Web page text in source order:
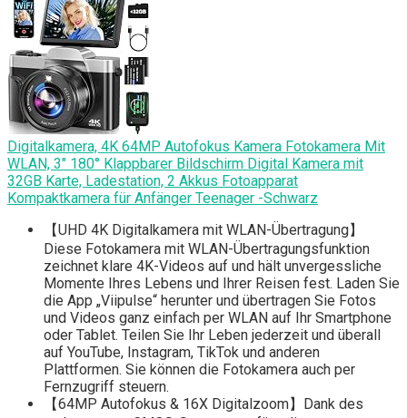
Digitalkamera, 4K 64MP Autofokus Kamera Fotokamera Mit
WLAN, 3" 180° Klappbarer Bildschirm Digital Kamera mit
32GB Karte, Ladestation, 2 Akkus Fotoapparat
Kompaktkamera für Anfänger Teenager -Schwarz
【UHD 4K Digitalkamera mit WLAN-Übertragung】
Diese Fotokamera mit WLAN-Übertragungsfunktion
zeichnet klare 4K-Videos auf und hält unvergessliche
Momente Ihres Lebens und Ihrer Reisen fest. Laden Sie
die App „Viipulse“ herunter und übertragen Sie Fotos
und Videos ganz einfach per WLAN auf Ihr Smartphone
oder Tablet. Teilen Sie Ihr Leben jederzeit und überall
auf YouTube, Instagram, TikTok und anderen
Plattformen. Sie können die Fotokamera auch per
Fernzugriff steuern.
【64MP Autofokus & 16X Digitalzoom】Dank des